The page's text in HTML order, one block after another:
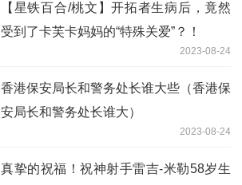
【星铁百合/桃文】开拓者生病后，竟然
受到了卡芙卡妈妈的“特殊关爱”？！
2023-08-24
香港保安局长和警务处长谁大些（香港保
安局长和警务处长谁大）
2023-08-24
真挚的祝福！祝神射手雷吉-米勒58岁生